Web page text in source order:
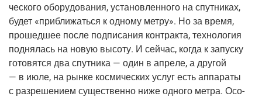
че­ско­го обо­ру­до­ва­ния, уста­нов­лен­но­го на спут­ни­ках,
будет «при­бли­жать­ся к одно­му мет­ру». Но за вре­мя,
про­шед­шее после под­пи­са­ния кон­трак­та, тех­но­ло­гия
под­ня­лась на новую высо­ту. И сей­час, когда к запус­ку
гото­вят­ся два спут­ни­ка — один в апре­ле, а дру­гой
— в июле, на рын­ке кос­ми­че­ских услуг есть аппа­ра­ты
с раз­ре­ше­ни­ем суще­ствен­но ниже одно­го мет­ра. Осо­